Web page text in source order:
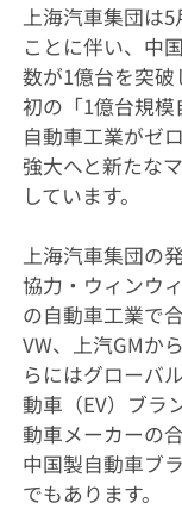
上海汽車集団は
ことに伴い、中
数が1億台を突破
初の「1億台規
自動車工業がゼ
強大へと新たな
しています。
上海汽車集団の
協力・ウィンウ
の自動車工業で
VW、上汽GMか
らにはグローバ
動車（EV）ブラ
動車メーカーの
中国製自動車ブ
でもあります。